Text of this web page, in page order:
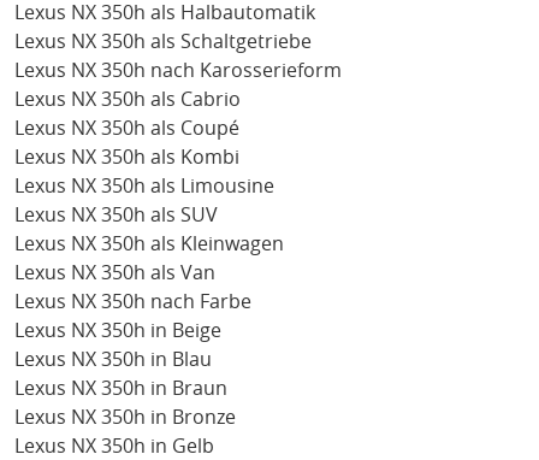
Lexus NX 350h als Halbautomatik
Lexus NX 350h als Schaltgetriebe
Lexus NX 350h nach Karosserieform
Lexus NX 350h als Cabrio
Lexus NX 350h als Coupé
Lexus NX 350h als Kombi
Lexus NX 350h als Limousine
Lexus NX 350h als SUV
Lexus NX 350h als Kleinwagen
Lexus NX 350h als Van
Lexus NX 350h nach Farbe
Lexus NX 350h in Beige
Lexus NX 350h in Blau
Lexus NX 350h in Braun
Lexus NX 350h in Bronze
Lexus NX 350h in Gelb